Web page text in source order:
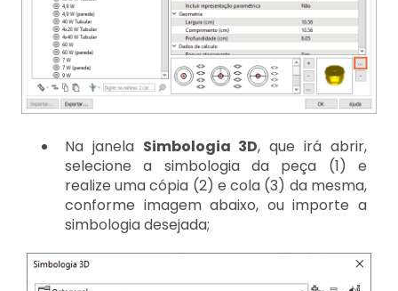
Na janela Simbologia 3D, que irá abrir,
selecione a simbologia da peça (1) e
realize uma cópia (2) e cola (3) da mesma,
conforme imagem abaixo, ou importe a
simbologia desejada;